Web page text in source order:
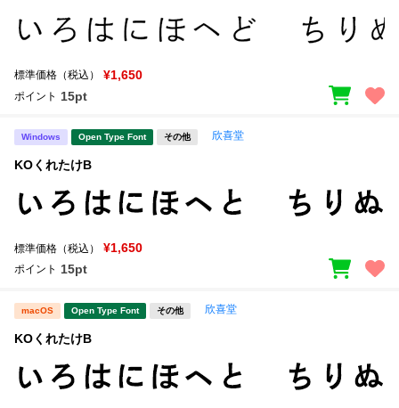
マイページ
お気に入り
ご利用ガイド
よくあるご質問
教科書体 行書体
すべてを表示
セット or 単体
文字種類
標準価格（税込） ¥1,650
ポイント 15pt
Windows Open Type Font その他 欣喜堂
KOくれたけB
標準価格（税込） ¥1,650
ポイント 15pt
macOS Open Type Font その他 欣喜堂
KOくれたけB